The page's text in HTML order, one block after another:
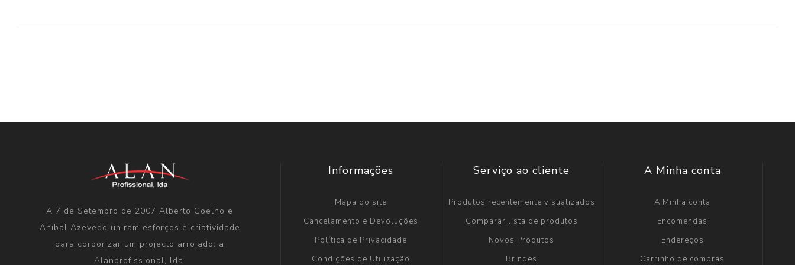
A 7 de Setembro de 2007 Alberto Coelho e
Aníbal Azevedo uniram esforços e criatividade
para corporizar um projecto arrojado: a
Alanprofissional, lda.
Informações
Mapa do site
Cancelamento e Devoluções
Política de Privacidade
Condições de Utilização
Serviço ao cliente
Produtos recentemente visualizados
Comparar lista de produtos
Novos Produtos
Brindes
A Minha conta
A Minha conta
Encomendas
Endereços
Carrinho de compras